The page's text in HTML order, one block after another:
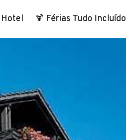
🍹 Férias Tudo Incluído